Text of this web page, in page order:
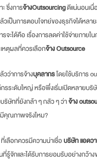
ะ ซึ่งการจ้างOutsourcingดีแน่นอนเนื่
วเป็นการตอบโจทย์ของธุรกิจได้หล
ะได้คือ เรื่องการลดค่าใช้จ่ายภายใน
หตุผลที่ควรเลือกจ้าง Outsource
วว่าการจ้างบุคลากรโดยใช้บริการ
รระดับใหญ่ หรือพึ่งเริ่มเปิดหลายบริ
ริษัทที่ยังกล้า ๆ กลัว ๆ ว่าจ้าง
คุณภาพจริงไหม?
ที่เลือกควรมีความน่าเชื่อบริษัท แอดว
ที่รู้จักและได้รับการยอมรับอย่างกว้าง